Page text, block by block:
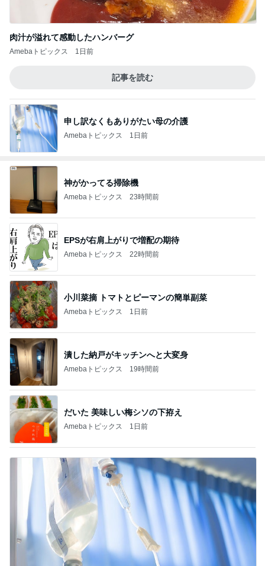
肉汁が溢れて感動したハンバーグ
Amebaトピックス 1日前
記事を読む
申し訳なくもありがたい母の介護
Amebaトピックス 1日前
神がかってる掃除機
Amebaトピックス 23時間前
EPSが右肩上がりで増配の期待
Amebaトピックス 22時間前
小川菜摘 トマトとピーマンの簡単副菜
Amebaトピックス 1日前
潰した納戸がキッチンへと大変身
Amebaトピックス 19時間前
だいた 美味しい梅シソの下拵え
Amebaトピックス 1日前